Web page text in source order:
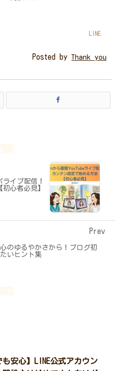
LINE
Posted by Thank you
ライブ配信！
心者必見】
のゆるやかさから！ブログ初
いヒント集
Prev
も安心】LINE公式アカウン